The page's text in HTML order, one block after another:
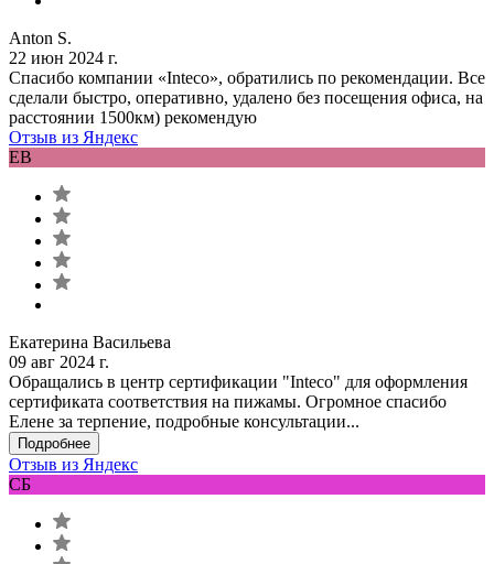
Anton S.
22 июн 2024 г.
Спасибо компании «Inteco», обратились по рекомендации. Все
сделали быстро, оперативно, удалено без посещения офиса, на
расстоянии 1500км) рекомендую
Отзыв из Яндекс
ЕВ
Екатерина Васильева
09 авг 2024 г.
Обращались в центр сертификации "Inteco" для оформления
сертификата соответствия на пижамы. Огромное спасибо
Елене за терпение, подробные консультации...
Подробнее
Отзыв из Яндекс
СБ